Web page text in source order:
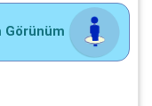
Görünüm